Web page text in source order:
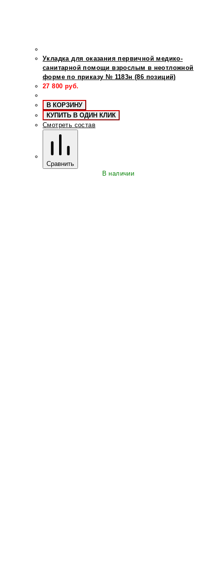
Укладка для оказания первичной медико-
санитарной помощи взрослым в неотложной
форме по приказу № 1183н (86 позиций)
27 800 руб.
В КОРЗИНУ
КУПИТЬ В ОДИН КЛИК
Смотреть состав
Сравнить
В наличии